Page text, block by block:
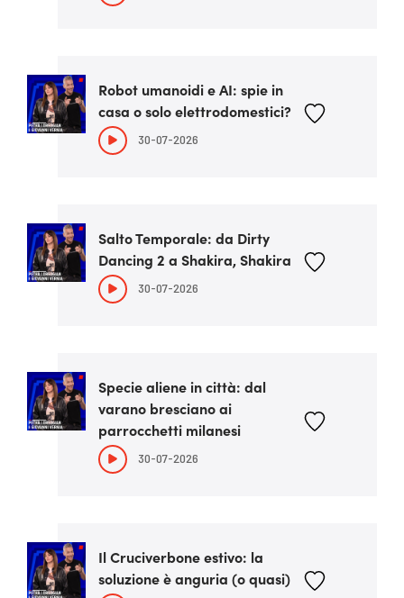
Robot umanoidi e AI: spie in
casa o solo elettrodomestici?
30-07-2026
Salto Temporale: da Dirty
Dancing 2 a Shakira, Shakira
30-07-2026
Specie aliene in città: dal
varano bresciano ai
parrocchetti milanesi
30-07-2026
Il Cruciverbone estivo: la
soluzione è anguria (o quasi)